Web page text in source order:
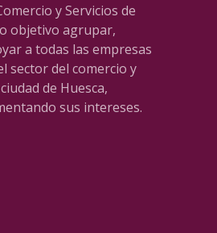
y Servicios de
objetivo agrupar,
a todas las empresas
sector del comercio y
de Huesca,
sus intereses.